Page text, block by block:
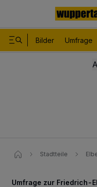
Bilder Umfrage
Stadtteile
Umfrage zur Friedrich-